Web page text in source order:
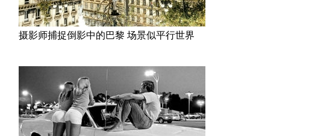
摄影师捕捉倒影中的巴黎 场景似平行世界